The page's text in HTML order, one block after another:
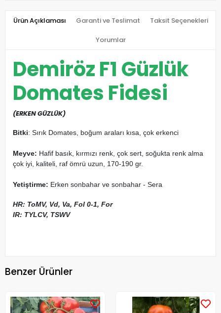
Ürün Açıklaması Garanti ve Teslimat Taksit Seçenekleri
Yorumlar
Demiröz F1 Güzlük
Domates Fidesi
(ERKEN GÜZLÜK)
Bitki: Sırık Domates, boğum araları kısa, çok erkenci
Meyve: Hafif basık, kırmızı renk, çok sert, soğukta renk alma
çok iyi, kaliteli, raf ömrü uzun, 170-190 gr.
Yetiştirme: Erken sonbahar ve sonbahar - Sera
HR: ToMV, Vd, Va, Fol 0-1, For
IR: TYLCV, TSWV
Benzer Ürünler